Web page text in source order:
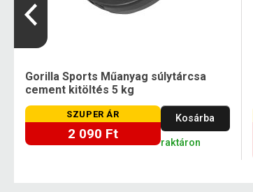
Gorilla Sports Műanyag súlytárcsa
cement kitöltés 5 kg
SZUPER ÁR
2 090 Ft
Kosárba
raktáron